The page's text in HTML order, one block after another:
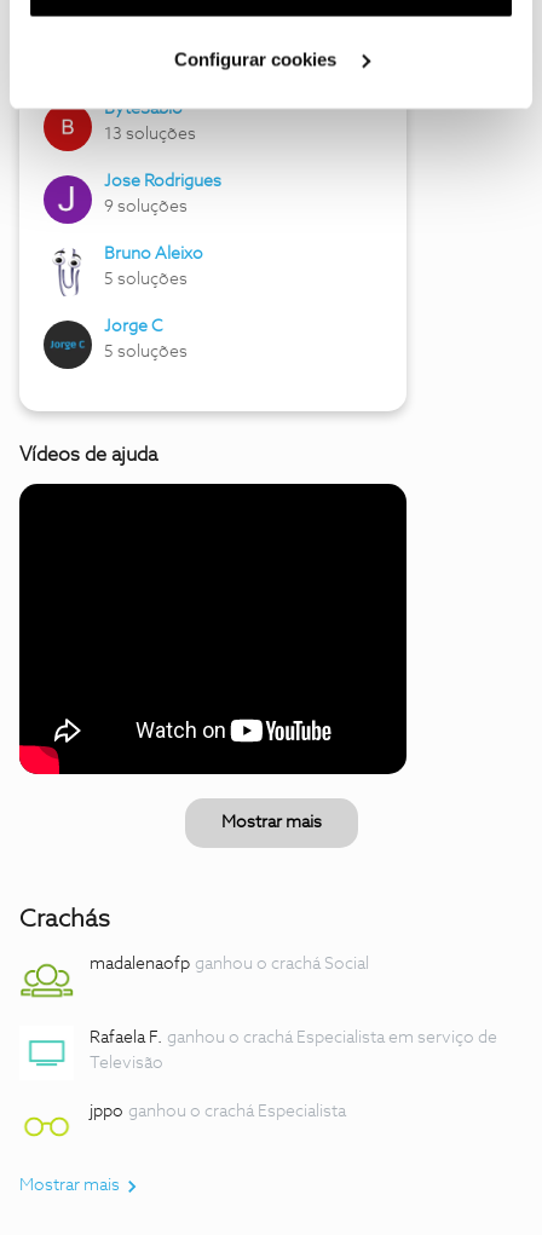
utilização dos cookies clicando em "Configurar
Configurar cookies
17 soluções
ByteSábio
13 soluções
Jose Rodrigues
9 soluções
Bruno Aleixo
5 soluções
Jorge C
5 soluções
Vídeos de ajuda
Mostrar mais
Crachás
madalenaofp ganhou o crachá Social
Rafaela F. ganhou o crachá Especialista em serviço de
Televisão
jppo ganhou o crachá Especialista
Mostrar mais